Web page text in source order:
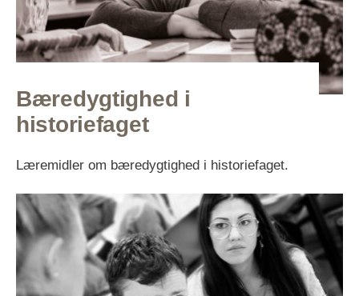
Bæredygtighed i
historiefaget
Læremidler om bæredygtighed i historiefaget.